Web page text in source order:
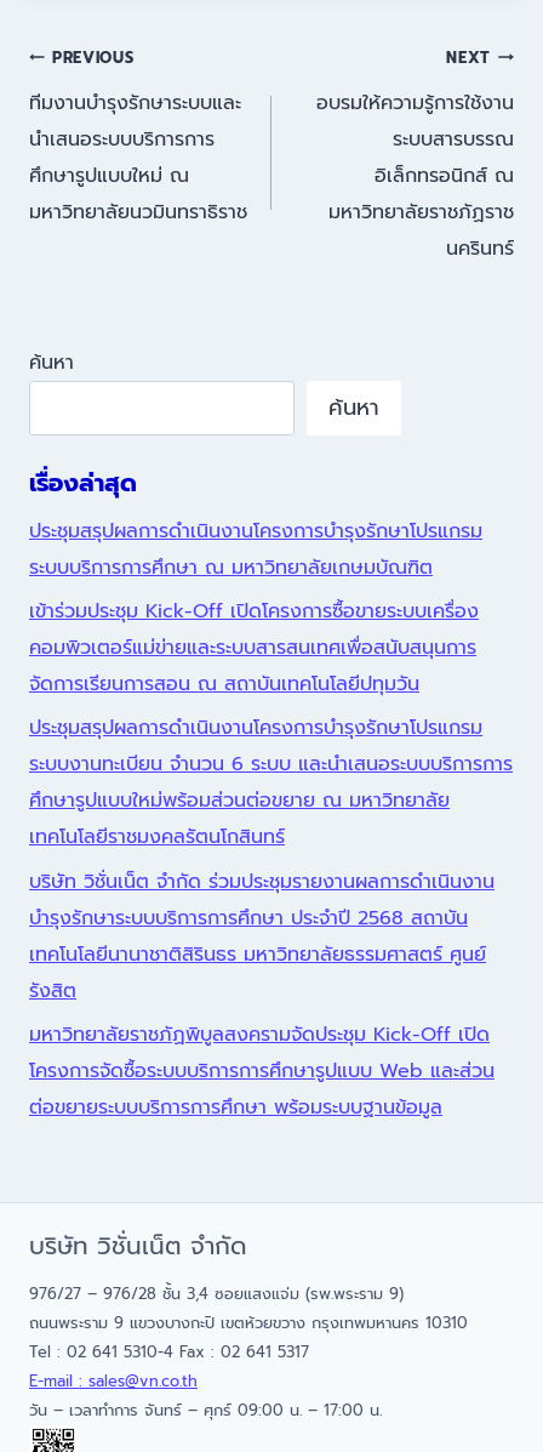
แนะแนว
เรื่อง
PREVIOUS
ทีมงานบำรุงรักษาระบบและ
นำเสนอระบบบริการการ
ศึกษารูปแบบใหม่ ณ
มหาวิทยาลัยนวมินทราธิราช
NEXT
อบรมให้ความรู้การใช้งาน
ระบบสารบรรณ
อิเล็กทรอนิกส์ ณ
มหาวิทยาลัยราชภัฏราช
นครินทร์
ค้นหา
ค้นหา
เรื่องล่าสุด
ประชุมสรุปผลการดำเนินงานโครงการบำรุงรักษาโปรแกรม
ระบบบริการการศึกษา ณ มหาวิทยาลัยเกษมบัณฑิต
เข้าร่วมประชุม Kick-Off เปิดโครงการซื้อขายระบบเครื่อง
คอมพิวเตอร์แม่ข่ายและระบบสารสนเทศเพื่อสนับสนุนการ
จัดการเรียนการสอน ณ สถาบันเทคโนโลยีปทุมวัน
ประชุมสรุปผลการดำเนินงานโครงการบำรุงรักษาโปรแกรม
ระบบงานทะเบียน จำนวน 6 ระบบ และนำเสนอระบบบริการการ
ศึกษารูปแบบใหม่พร้อมส่วนต่อขยาย ณ มหาวิทยาลัย
เทคโนโลยีราชมงคลรัตนโกสินทร์
บริษัท วิชั่นเน็ต จำกัด ร่วมประชุมรายงานผลการดำเนินงาน
บำรุงรักษาระบบบริการการศึกษา ประจำปี 2568 สถาบัน
เทคโนโลยีนานาชาติสิรินธร มหาวิทยาลัยธรรมศาสตร์ ศูนย์
รังสิต
มหาวิทยาลัยราชภัฏพิบูลสงครามจัดประชุม Kick-Off เปิด
โครงการจัดซื้อระบบบริการการศึกษารูปแบบ Web และส่วน
ต่อขยายระบบบริการการศึกษา พร้อมระบบฐานข้อมูล
บริษัท วิชั่นเน็ต จำกัด
976/27 – 976/28 ชั้น 3,4 ซอยแสงแจ่ม (รพ.พระราม 9)
ถนนพระราม 9 แขวงบางกะปิ เขตห้วยขวาง กรุงเทพมหานคร 10310
Tel : 02 641 5310-4 Fax : 02 641 5317
E-mail : sales@vn.co.th
วัน – เวลาทำการ จันทร์ – ศุกร์ 09:00 น. – 17:00 น.